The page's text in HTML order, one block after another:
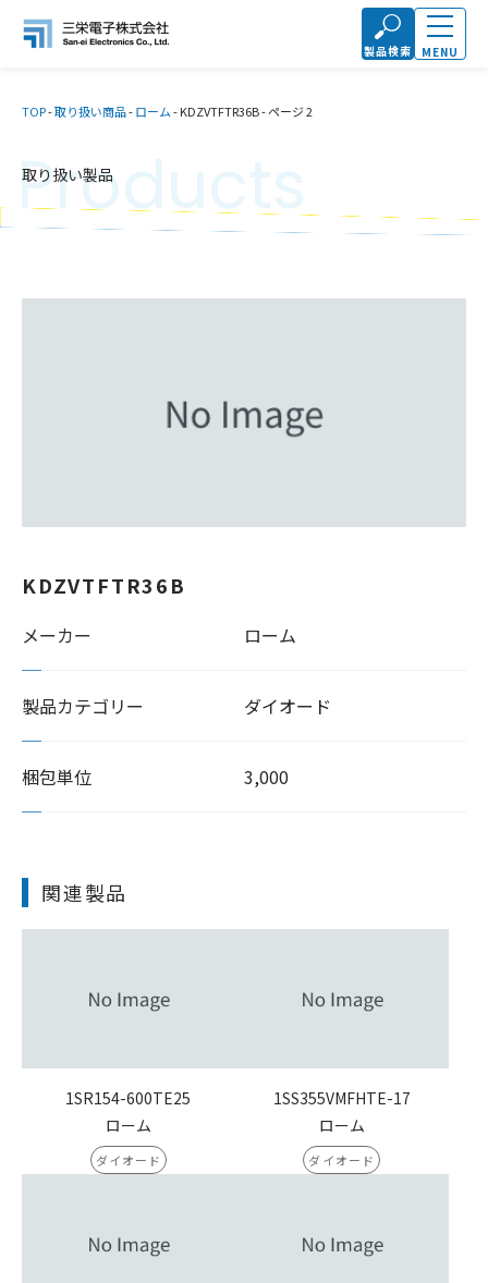
製品検索 MENU
TOP-取り扱い商品-ローム-KDZVTFTR36B-ページ 2
取り扱い製品
Products
KDZVTFTR36B
メーカー ローム
製品カテゴリー ダイオード
梱包単位 3,000
関連製品
1SR154-600TE25
ローム
ダイオード
1SS355VMFHTE-17
ローム
ダイオード